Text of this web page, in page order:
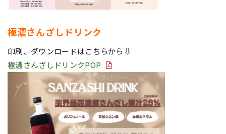
極濃さんざしドリンク
印刷、ダウンロードはこちらから⇩
極濃さんざしドリンクPOP